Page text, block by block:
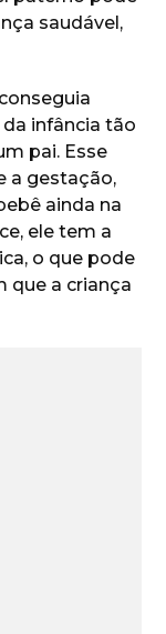
saudável,
infância tão
pai. Esse
a gestação,
ainda na
ele tem a
o que pode
que a criança